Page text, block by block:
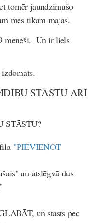
tomēr jaundzimušo
mēs tikām mājās.
mēneši. Un ir liels
STĀSTU ARĪ
STĀSTU?
"PIEVIENOT
un atslēgvārdus
un stāsts pēc